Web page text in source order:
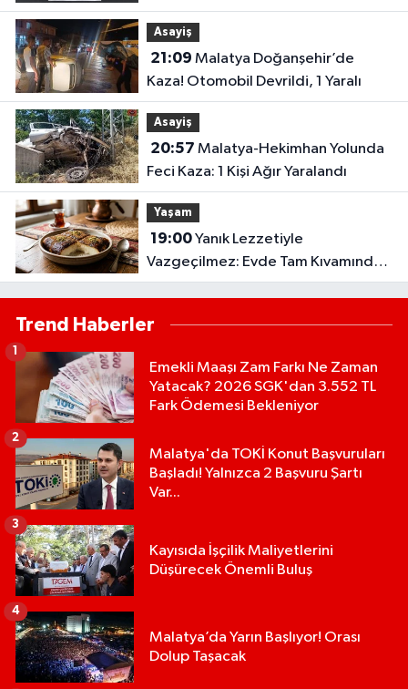
Asayiş
21:09
Kaza! Otomobil Devrildi, 1 Yaralı
Asayiş
20:57
Feci Kaza: 1 Kişi Ağır Yaralandı
Yaşam
19:00Yanık Lezzetiyle
Vazgeçilmez: Evde Tam Kıvamında
Kazandibi Tarifi
Trend Haberler
Emekli Maaşı Zam Farkı Ne Zaman
Yatacak? 2026 SGK'dan 3.552 TL
Fark Ödemesi Bekleniyor
1
Malatya'da TOKİ Konut Başvuruları
Başladı! Yalnızca 2 Başvuru Şartı
Var...
2
Kayısıda İşçilik Maliyetlerini
Düşürecek Önemli Buluş
3
Malatya’da Yarın Başlıyor! Orası
Dolup Taşacak
4